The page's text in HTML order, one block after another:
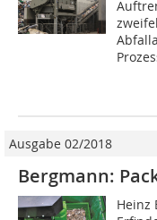
Ausgabe 02/2018
Bergmann:
Heinz